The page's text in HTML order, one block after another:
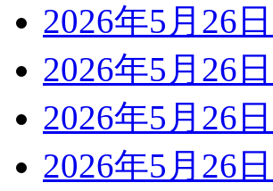
2026年5月26
2026年5月26
2026年5月26
2026年5月26